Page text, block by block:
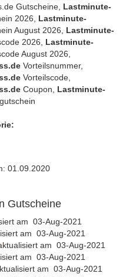
Gutscheine, Lastminute-
2026, Lastminute-
August 2026, Lastminute-
2026, Lastminute-
August 2026,
Vorteilsnummer,
Vorteilscode,
Coupon, Lastminute-
01.09.2020
Gutscheine
am 03-Aug-2021
am 03-Aug-2021
am 03-Aug-2021
am 03-Aug-2021
am 03-Aug-2021